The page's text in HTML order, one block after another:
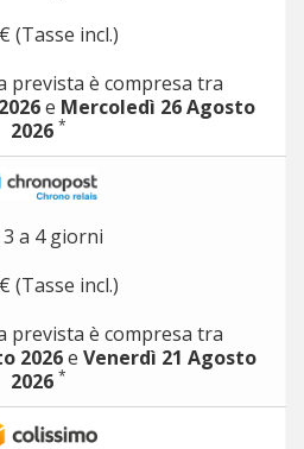
(Tasse incl.)
prevista è compresa tra
e Mercoledì 26 Agosto
2026 *
3 a 4 giorni
(Tasse incl.)
prevista è compresa tra
2026e Venerdì 21 Agosto
2026 *